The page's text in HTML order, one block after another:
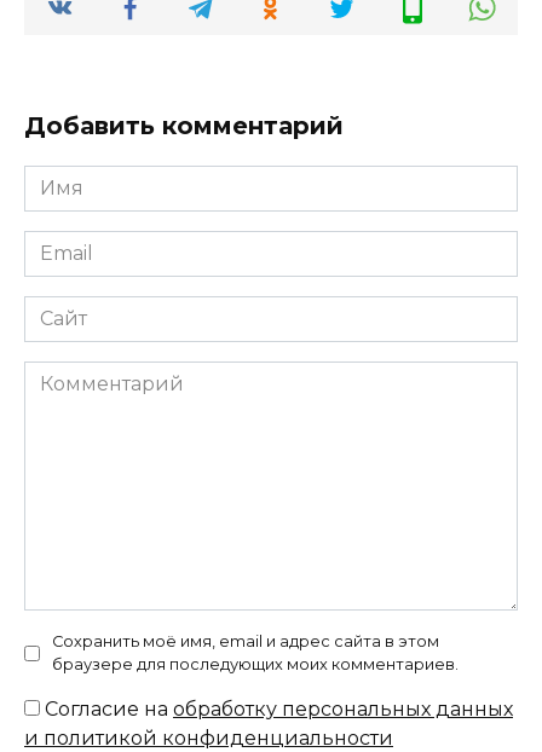
Добавить комментарий
Имя
*
Email
*
Сайт
Комментарий
Сохранить моё имя, email и адрес сайта в этом
браузере для последующих моих комментариев.
Согласие на обработку персональных данных
и политикой конфиденциальности